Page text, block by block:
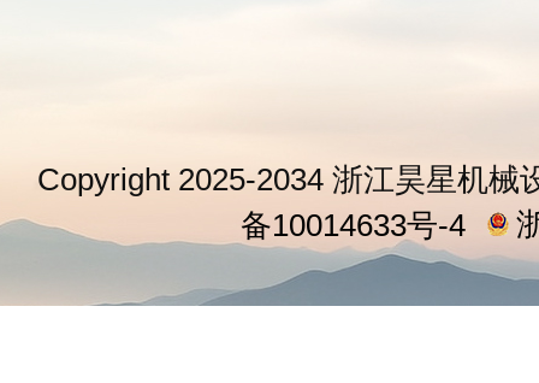
Copyright 2025-2034 浙江昊星机
备10014633号-4